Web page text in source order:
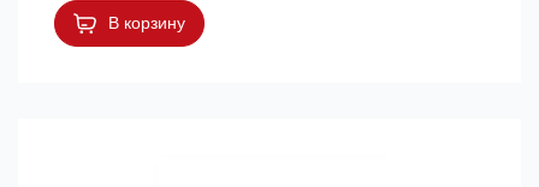
В корзину